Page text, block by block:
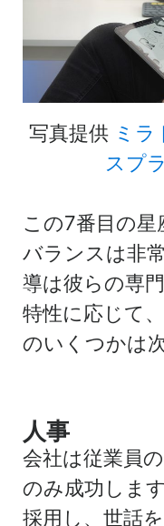
写真提供 ミラ
スプ
この7番目の星
バランスは非
導は彼らの専
特性に応じて
のいくつかは
人事
会社は従業員
のみ成功しま
採用し、世話